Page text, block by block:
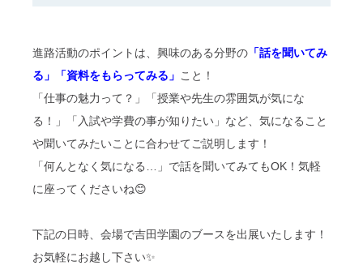
進路活動のポイントは、興味のある分野の 「話を聞いてみ
る」「資料をもらってみる」 こと！
「仕事の魅力って？」「授業や先生の雰囲気が気にな
る！」「入試や学費の事が知りたい」など、気になること
や聞いてみたいことに合わせてご説明します！
「何んとなく気になる…」で話を聞いてみてもOK！気軽
に座ってくださいね😊
下記の日時、会場で吉田学園のブースを出展いたします！
お気軽にお越し下さい✨